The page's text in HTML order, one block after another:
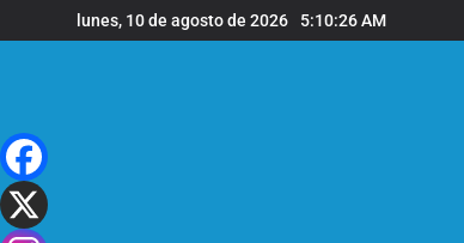
al
lunes, 10 de agosto de 2026 5:10:27 AM